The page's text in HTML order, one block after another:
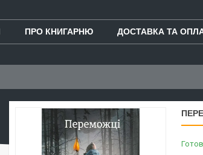
ПРО КНИГАРНЮ ДОСТАВКА ТА